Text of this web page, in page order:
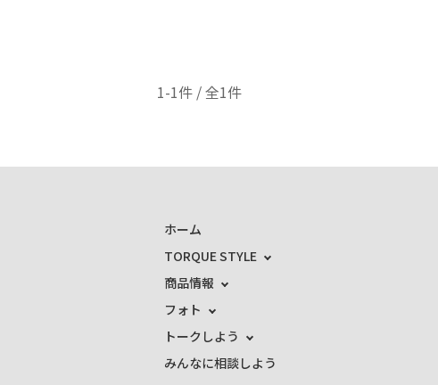
1-1件 / 全1件
ホーム
TORQUE STYLE
商品情報
フォト
トークしよう
みんなに相談しよう